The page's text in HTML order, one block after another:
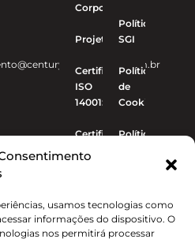
usamos tecnologias como
informações do dispositivo. O
nos permitirá processar
Corporativo
Projetos
Certificado
ISO
14001:2015
Certificado
ISO
Política
SGI
Política
de
Cookies
Política de